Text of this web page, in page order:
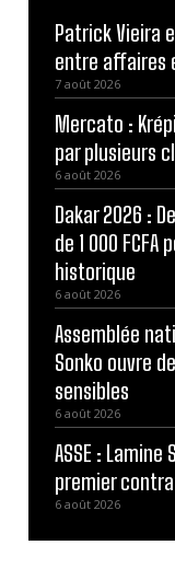
Patrick Vieira
entre affaires
7 août 2026
Mercato :
par plusieurs
6 août 2026
Dakar 2026 :
de 1 000
historique
6 août 2026
Assemblée
Sonko ouvre
sensibles
6 août 2026
ASSE : Lamine
premier
6 août 2026